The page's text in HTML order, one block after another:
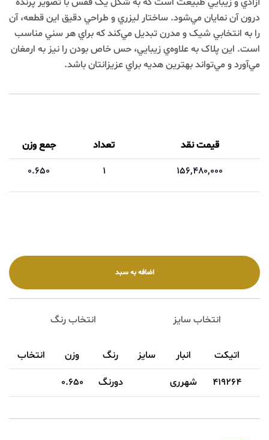
درون آن نمايان مي‌شود. ساختار ليزري و طراحي دقيق اين قطعه، آن
را به انتخابي شيک و مدرن تبديل مي‌کند که براي هر سني مناسب
است. اين پلاک به علاوه‌ي زيبايي، حس خاص بودن را نيز به ارمغان
مي‌آورد و مي‌تواند بهترين هديه براي عزيزانتان باشد.
قیمت نقد تعداد
جمع وزن
156,480,000
0.650
انتخاب سایز انتخاب رنگ
اتیکت انبار سایز رنگ وزن انتخاب
419264 شهرری دورنگ 0.650